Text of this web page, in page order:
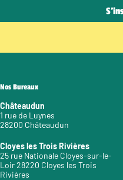
Nos Bureaux
Châteaudun
1 rue de Luynes
28200 Châteaudun
Cloyes les Trois Rivières
25 rue Nationale Cloyes-sur-le-
Loir 28220 Cloyes les Trois
Rivières